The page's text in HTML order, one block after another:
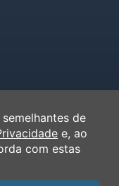
de
e, ao
com estas